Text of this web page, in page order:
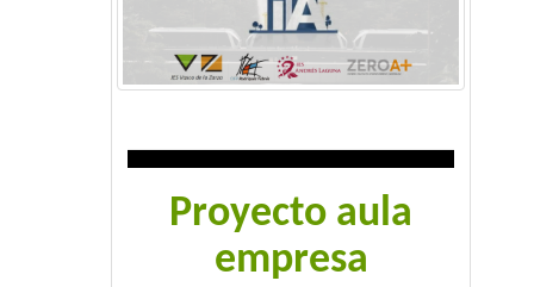
Proyecto aula
empresa